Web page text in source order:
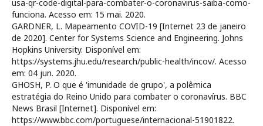
usa-qr-code-digital-para-combater-o-coronavirus-saiba-como-
funciona. Acesso em: 15 mai. 2020.
GARDNER, L. Mapeamento COVID-19 [Internet 23 de janeiro
de 2020]. Center for Systems Science and Engineering. Johns
Hopkins University. Disponível em:
https://systems.jhu.edu/research/public-health/incov/. Acesso
em: 04 jun. 2020.
GHOSH, P. O que é 'imunidade de grupo', a polêmica
estratégia do Reino Unido para combater o coronavírus. BBC
News Brasil [Internet]. Disponível em:
https://www.bbc.com/portuguese/internacional-51901822.